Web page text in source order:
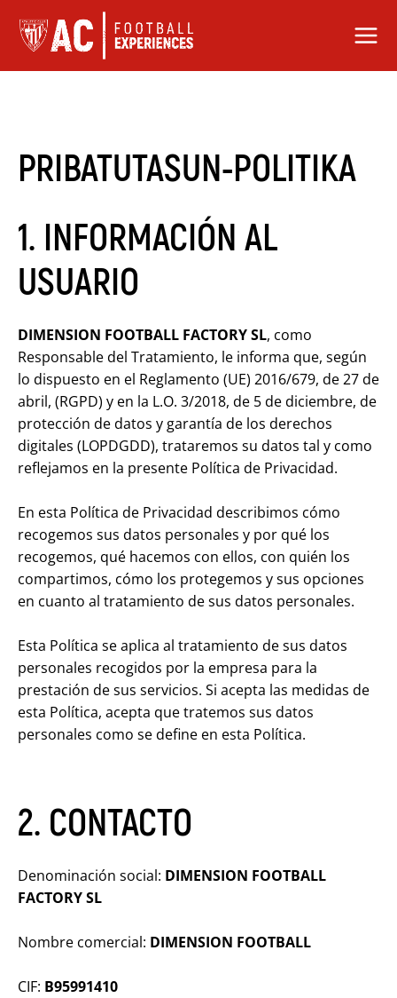
content
PRIBATUTASUN-POLITIKA
1. INFORMACIÓN AL
USUARIO
DIMENSION FOOTBALL FACTORY SL, como
Responsable del Tratamiento, le informa que, según
lo dispuesto en el Reglamento (UE) 2016/679, de 27 de
abril, (RGPD) y en la L.O. 3/2018, de 5 de diciembre, de
protección de datos y garantía de los derechos
digitales (LOPDGDD), trataremos su datos tal y como
reflejamos en la presente Política de Privacidad.
En esta Política de Privacidad describimos cómo
recogemos sus datos personales y por qué los
recogemos, qué hacemos con ellos, con quién los
compartimos, cómo los protegemos y sus opciones
en cuanto al tratamiento de sus datos personales.
Esta Política se aplica al tratamiento de sus datos
personales recogidos por la empresa para la
prestación de sus servicios. Si acepta las medidas de
esta Política, acepta que tratemos sus datos
personales como se define en esta Política.
2. CONTACTO
Denominación social: DIMENSION FOOTBALL
FACTORY SL
Nombre comercial: DIMENSION FOOTBALL
CIF: B95991410